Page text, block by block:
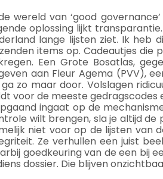
wereld van ‘good
oplossing lijkt
lange lijsten ziet. Ik heb
items op. Cadeautjes die
Een Grote Bosatlas,
aan Fleur Agema (PVV),
zo maar door. Volslagen
voor de meeste gedragscodes
ingaat op de
wilt brengen, sla je altijd de
niet voor op de lijsten van
Ze verhullen een juist
goedkeuring van de een bij
dossier. Die blijven